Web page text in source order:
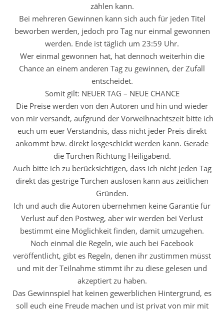
zählen kann.
Bei mehreren Gewinnen kann sich auch für jeden Titel
beworben werden, jedoch pro Tag nur einmal gewonnen
werden. Ende ist täglich um 23:59 Uhr.
Wer einmal gewonnen hat, hat dennoch weiterhin die
Chance an einem anderen Tag zu gewinnen, der Zufall
entscheidet.
Somit gilt: NEUER TAG – NEUE CHANCE
Die Preise werden von den Autoren und hin und wieder
von mir versandt, aufgrund der Vorweihnachtszeit bitte ich
euch um euer Verständnis, dass nicht jeder Preis direkt
ankommt bzw. direkt losgeschickt werden kann. Gerade
die Türchen Richtung Heiligabend.
Auch bitte ich zu berücksichtigen, dass ich nicht jeden Tag
direkt das gestrige Türchen auslosen kann aus zeitlichen
Gründen.
Ich und auch die Autoren übernehmen keine Garantie für
Verlust auf den Postweg, aber wir werden bei Verlust
bestimmt eine Möglichkeit finden, damit umzugehen.
Noch einmal die Regeln, wie auch bei Facebook
veröffentlicht, gibt es Regeln, denen ihr zustimmen müsst
und mit der Teilnahme stimmt ihr zu diese gelesen und
akzeptiert zu haben.
Das Gewinnspiel hat keinen gewerblichen Hintergrund, es
soll euch eine Freude machen und ist privat von mir mit